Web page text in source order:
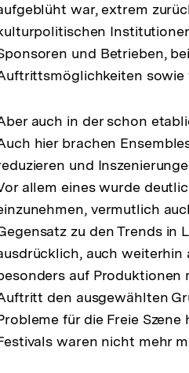
war, extrem
und Betrieben,
sowie
auch in der schon
hier brachen
und
allem eines wurde
vermutlich
zu den Trends in
auch weiterhin
auf Produktionen
den ausgewählten
für die Freie
waren nicht mehr